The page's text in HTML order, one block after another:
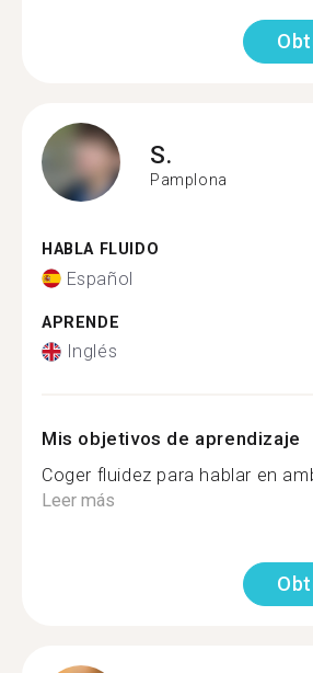
S.
Pamplona
HABLA FLUIDO
Español
APRENDE
Inglés
Mis objetivos de aprendizaje
Coger fluidez para hablar en
Leer más